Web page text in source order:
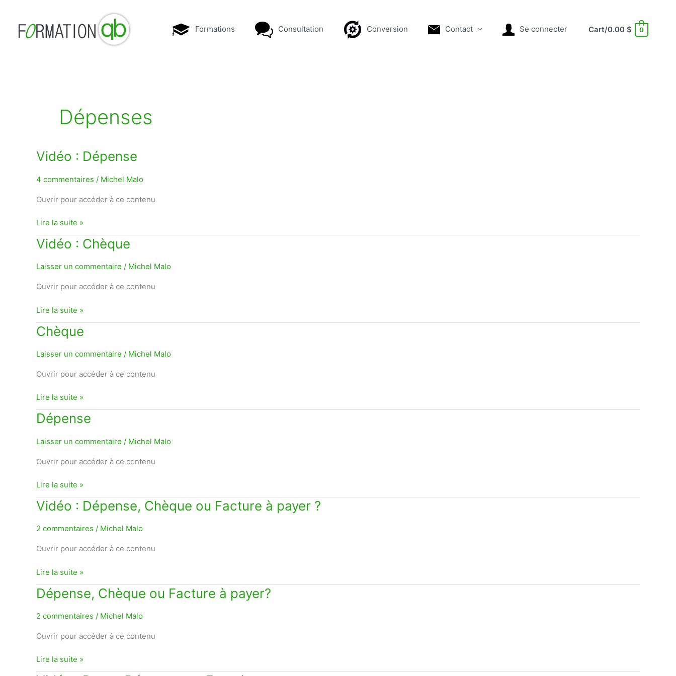
contenu
Formations Consultation Conversion Contact Se connecter Cart/0.00 $ 0
Dépenses
Vidéo : Dépense
4 commentaires / Michel Malo
Ouvrir pour accéder à ce contenu
Vidéo
Dépense
Lire la suite »
Vidéo : Chèque
Laisser un commentaire / Michel Malo
Ouvrir pour accéder à ce contenu
Vidéo
Chèque
Lire la suite »
Chèque
Laisser un commentaire / Michel Malo
Ouvrir pour accéder à ce contenu
Chèque
Lire la suite »
Dépense
Laisser un commentaire / Michel Malo
Ouvrir pour accéder à ce contenu
Dépense
Lire la suite »
Vidéo : Dépense, Chèque ou Facture à payer ?
2 commentaires / Michel Malo
Ouvrir pour accéder à ce contenu
Vidéo
Dépense,
ou
à
payer
?
Lire la suite »
Dépense, Chèque ou Facture à payer?
2 commentaires / Michel Malo
Ouvrir pour accéder à ce contenu
Dépense,
Chèque
ou
à
Lire la suite »